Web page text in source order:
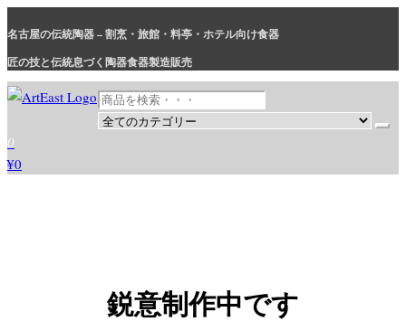
ン
テ
ン
ツ
ス
キ
名古屋の伝統陶器 – 割烹・旅館・料亭・ホテル向け食器
匠の技と伝統息づく陶器食器製造販売
和食器・洋食器通販｜割烹・旅館・料亭・ホテル等業務用卸販売
業務用から個人用まで、おしゃれでかわいい和食器・洋食器はま
とめ買いがお得です。
0
¥0
鋭意制作中です